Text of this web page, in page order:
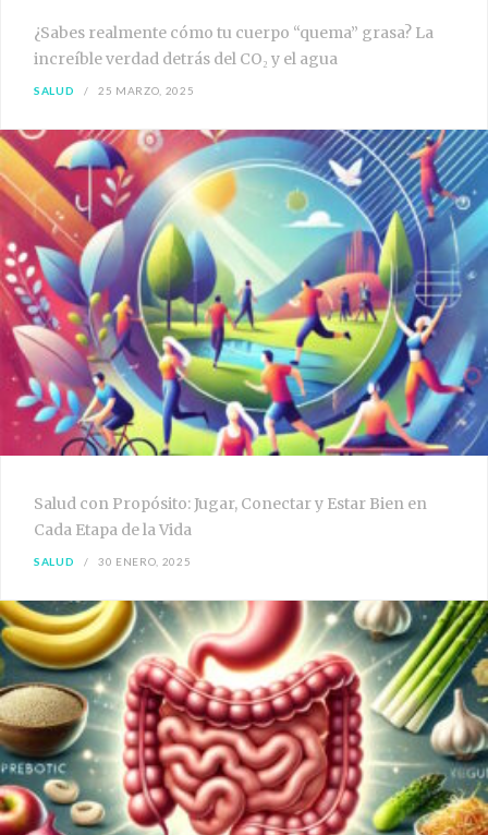
¿Sabes realmente cómo tu cuerpo “quema” grasa? La
increíble verdad detrás del CO₂ y el agua
SALUD 25 MARZO, 2025
Salud con Propósito: Jugar, Conectar y Estar Bien en
Cada Etapa de la Vida
SALUD 30 ENERO, 2025